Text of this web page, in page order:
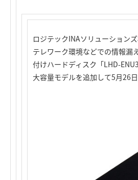
ロジテックINAソリューション
テレワーク環境などでの情報漏
付けハードディスク「LHD-
大容量モデルを追加して5月26